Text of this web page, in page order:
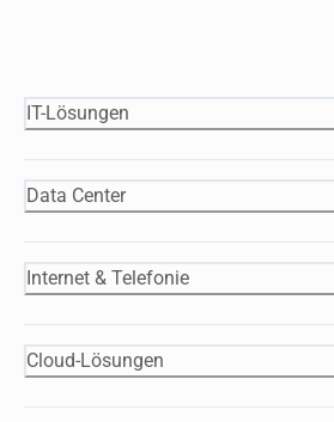
IT-Lösungen
Data Center
Internet & Telefonie
Cloud-Lösungen